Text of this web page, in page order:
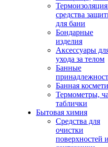
средства
для бани
Бондарные
изделия
Аксеcсуары
ухода за телом
Банные
Банная
Термометры,
таблички
Бытовая химия
Средства для
очистки
поверхностей